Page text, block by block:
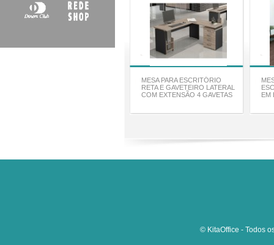
MESA PARA ESCRITÓRIO
RETA E GAVETEIRO LATERAL
COM EXTENSÃO 4 GAVETAS
EM
© KitaOffice - Todos